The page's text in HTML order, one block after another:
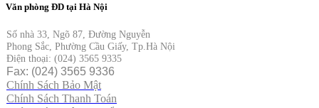
Văn phòng ĐD tại Hà Nội
Số nhà 33, Ngõ 87, Đường Nguyễn
Phong Sắc, Phường Cầu Giấy, Tp.Hà Nội
Điện thoại: (024) 3565 9335
Fax: (024) 3565 9336
Chính Sách Bảo Mật
Chính Sách Thanh Toán